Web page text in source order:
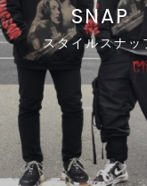
SNAP
スタイルスナッ
line